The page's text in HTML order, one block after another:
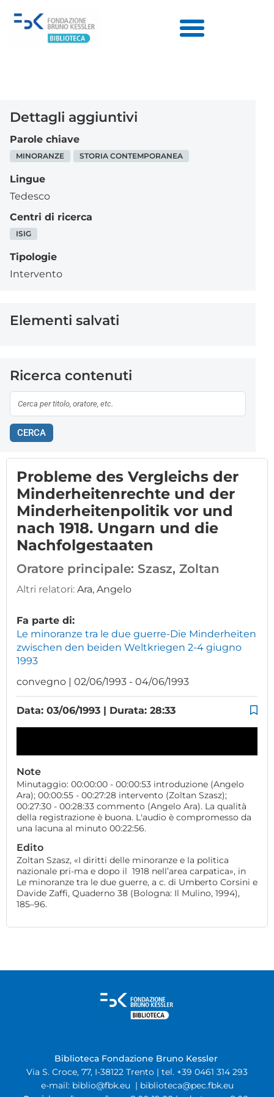
Dettagli aggiuntivi
Parole chiave
MINORANZE STORIA CONTEMPORANEA
Lingue
Tedesco
Centri di ricerca
ISIG
Tipologie
Intervento
Elementi salvati
Ricerca contenuti
CERCA
Probleme des Vergleichs der
Minderheitenrechte und der
Minderheitenpolitik vor und
nach 1918. Ungarn und die
Nachfolgestaaten
Oratore principale: Szasz, Zoltan
Altri relatori: Ara, Angelo
Fa parte di:
Le minoranze tra le due guerre-Die Minderheiten
zwischen den beiden Weltkriegen 2-4 giugno
1993
convegno | 02/06/1993 - 04/06/1993
Data: 03/06/1993 | Durata: 28:33
Note
Minutaggio: 00:00:00 - 00:00:53 introduzione (Angelo
Ara); 00:00:55 - 00:27:28 intervento (Zoltan Szasz);
00:27:30 - 00:28:33 commento (Angelo Ara). La qualità
della registrazione è buona. L'audio è compromesso da
una lacuna al minuto 00:22:56.
Edito
Zoltan Szasz, «I diritti delle minoranze e la politica
nazionale pri-ma e dopo il 1918 nell’area carpatica», in
Le minoranze tra le due guerre, a c. di Umberto Corsini e
Davide Zaffi, Quaderno 38 (Bologna: Il Mulino, 1994),
185–96.
Biblioteca Fondazione Bruno Kessler
Via S. Croce, 77, I-38122 Trento | tel. +39 0461 314 293
e-mail: biblio@fbk.eu | biblioteca@pec.fbk.eu